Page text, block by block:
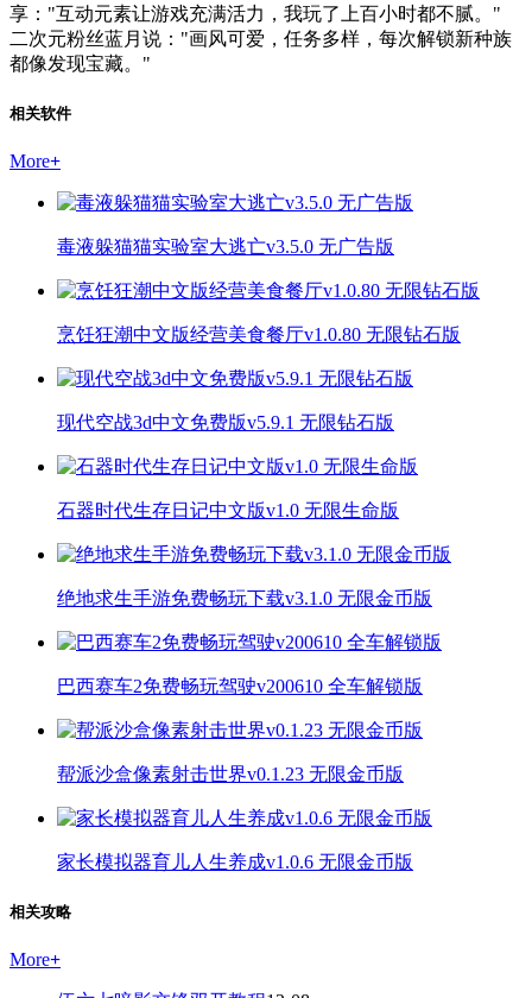
享："互动元素让游戏充满活力，我玩了上百小时都不腻。"
二次元粉丝蓝月说："画风可爱，任务多样，每次解锁新种族
都像发现宝藏。"
相关软件
More+
毒液躲猫猫实验室大逃亡v3.5.0 无广告版
烹饪狂潮中文版经营美食餐厅v1.0.80 无限钻石版
现代空战3d中文免费版v5.9.1 无限钻石版
石器时代生存日记中文版v1.0 无限生命版
绝地求生手游免费畅玩下载v3.1.0 无限金币版
巴西赛车2免费畅玩驾驶v200610 全车解锁版
帮派沙盒像素射击世界v0.1.23 无限金币版
家长模拟器育儿人生养成v1.0.6 无限金币版
相关攻略
More+